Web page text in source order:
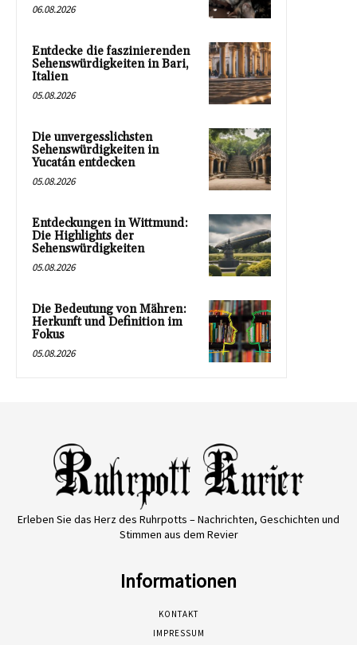
06.08.2026
Entdecke die faszinierenden
Sehenswürdigkeiten in Bari,
Italien
05.08.2026
Die unvergesslichsten
Sehenswürdigkeiten in
Yucatán entdecken
05.08.2026
Entdeckungen in Wittmund:
Die Highlights der
Sehenswürdigkeiten
05.08.2026
Die Bedeutung von Mähren:
Herkunft und Definition im
Fokus
05.08.2026
Erleben Sie das Herz des Ruhrpotts – Nachrichten, Geschichten und
Stimmen aus dem Revier
Informationen
KONTAKT
IMPRESSUM